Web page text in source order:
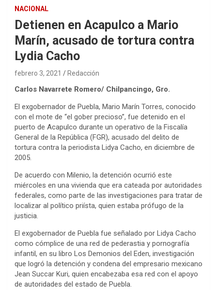
NACIONAL
Detienen en Acapulco a Mario
Marín, acusado de tortura contra
Lydia Cacho
febrero 3, 2021 Redacción
Carlos Navarrete Romero/ Chilpancingo, Gro.
El exgobernador de Puebla, Mario Marín Torres, conocido
con el mote de “el gober precioso”, fue detenido en el
puerto de Acapulco durante un operativo de la Fiscalía
General de la República (FGR), acusado del delito de
tortura contra la periodista Lidya Cacho, en diciembre de
2005.
De acuerdo con Milenio, la detención ocurrió este
miércoles en una vivienda que era cateada por autoridades
federales, como parte de las investigaciones para tratar de
localizar al político priísta, quien estaba prófugo de la
justicia.
El exgobernador de Puebla fue señalado por Lidya Cacho
como cómplice de una red de pederastia y pornografía
infantil, en su libro Los Demonios del Eden, investigación
que logró la detención y condena del empresario mexicano
Jean Succar Kuri, quien encabezaba esa red con el apoyo
de autoridades del estado de Puebla.